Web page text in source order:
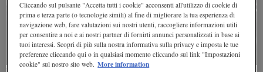
Cliccando sul pulsante "Accetta tutti i cookie" acconsenti all'utilizzo di cookie di
prima e terza parte (o tecnologie simili) al fine di migliorare la tua esperienza di
navigazione web, fare valutazioni sui nostri utenti, raccogliere informazioni utili
per consentire a noi e ai nostri partner di fornirti annunci personalizzati in base ai
tuoi interessi. Scopri di più sulla nostra informativa sulla privacy e imposta le tue
preferenze cliccando qui o in qualsiasi momento cliccando sul link "Impostazioni
cookie" sul nostro sito web. More information